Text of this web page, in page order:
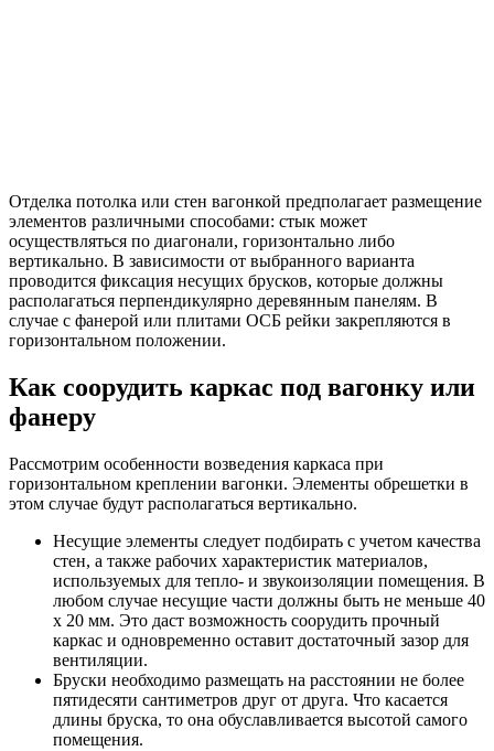
Отделка потолка или стен вагонкой предполагает размещение
элементов различными способами: стык может
осуществляться по диагонали, горизонтально либо
вертикально. В зависимости от выбранного варианта
проводится фиксация несущих брусков, которые должны
располагаться перпендикулярно деревянным панелям. В
случае с фанерой или плитами ОСБ рейки закрепляются в
горизонтальном положении.
Как соорудить каркас под вагонку или
фанеру
Рассмотрим особенности возведения каркаса при
горизонтальном креплении вагонки. Элементы обрешетки в
этом случае будут располагаться вертикально.
Несущие элементы следует подбирать с учетом качества
стен, а также рабочих характеристик материалов,
используемых для тепло- и звукоизоляции помещения. В
любом случае несущие части должны быть не меньше 40
х 20 мм. Это даст возможность соорудить прочный
каркас и одновременно оставит достаточный зазор для
вентиляции.
Бруски необходимо размещать на расстоянии не более
пятидесяти сантиметров друг от друга. Что касается
длины бруска, то она обуславливается высотой самого
помещения.